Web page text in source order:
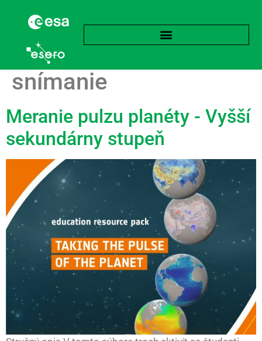
Značka:Diaľkové
snímanie
Meranie pulzu planéty - Vyšší
sekundárny stupeň